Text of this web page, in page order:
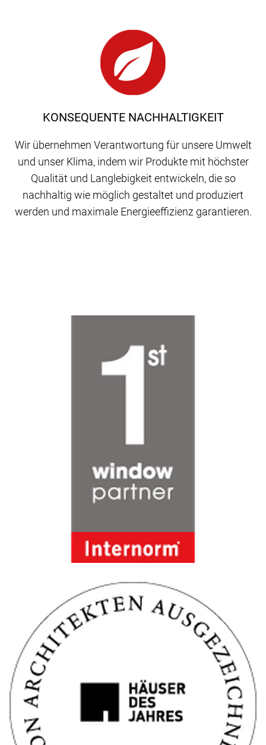
KONSEQUENTE NACHHALTIGKEIT
Wir übernehmen Verantwortung für unsere Umwelt
und unser Klima, indem wir Produkte mit höchster
Qualität und Langlebigkeit entwickeln, die so
nachhaltig wie möglich gestaltet und produziert
werden und maximale Energieeffizienz garantieren.